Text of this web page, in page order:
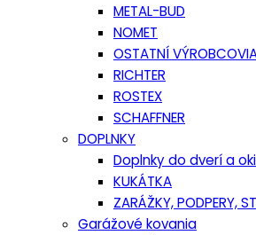
METAL-BUD
NOMET
OSTATNÍ
RICHTER
ROSTEX
SCHAFFNER
DOPLNKY
Doplnky do dverí a
KUKÁTKA
ZARÁŽKY, PODPERY,
Garážové kovania